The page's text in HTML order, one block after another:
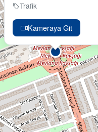
Trafik
Kameraya Git